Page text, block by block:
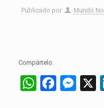
Publicado por Mundo
Compártelo: